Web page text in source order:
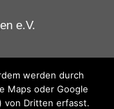
e.V.
werden durch
Maps oder Google
von Dritten erfasst.